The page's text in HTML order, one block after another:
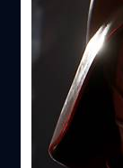
เปิดสเป
มาดูกันว่าห
ต้องได้เวลา
วงศกร ปฐมชัย